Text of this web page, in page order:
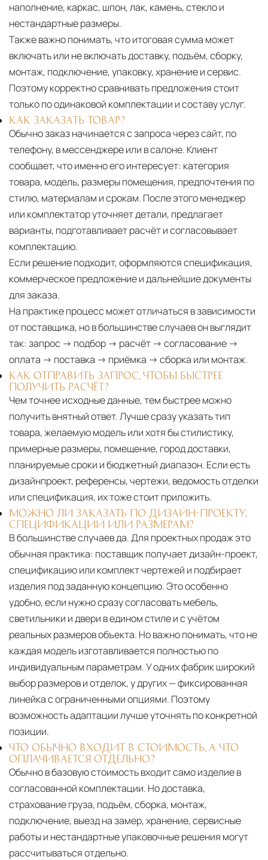
наполнение, каркас, шпон, лак, камень, стекло и
нестандартные размеры.
Также важно понимать, что итоговая сумма может
включать или не включать доставку, подъём, сборку,
монтаж, подключение, упаковку, хранение и сервис.
Поэтому корректно сравнивать предложения стоит
только по одинаковой комплектации и составу услуг.
КАК ЗАКАЗАТЬ ТОВАР?
Обычно заказ начинается с запроса через сайт, по
телефону, в мессенджере или в салоне. Клиент
сообщает, что именно его интересует: категория
товара, модель, размеры помещения, предпочтения по
стилю, материалам и срокам. После этого менеджер
или комплектатор уточняет детали, предлагает
варианты, подготавливает расчёт и согласовывает
комплектацию.
Если решение подходит, оформляются спецификация,
коммерческое предложение и дальнейшие документы
для заказа.
На практике процесс может отличаться в зависимости
от поставщика, но в большинстве случаев он выглядит
так: запрос → подбор → расчёт → согласование →
оплата → поставка → приёмка → сборка или монтаж.
КАК ОТПРАВИТЬ ЗАПРОС, ЧТОБЫ БЫСТРЕЕ
ПОЛУЧИТЬ РАСЧЁТ?
Чем точнее исходные данные, тем быстрее можно
получить внятный ответ. Лучше сразу указать тип
товара, желаемую модель или хотя бы стилистику,
примерные размеры, помещение, город доставки,
планируемые сроки и бюджетный диапазон. Если есть
дизайнпроект, референсы, чертежи, ведомость отделки
или спецификация, их тоже стоит приложить.
МОЖНО ЛИ ЗАКАЗАТЬ ПО ДИЗАЙН-ПРОЕКТУ,
СПЕЦИФИКАЦИИ ИЛИ РАЗМЕРАМ?
В большинстве случаев да. Для проектных продаж это
обычная практика: поставщик получает дизайн-проект,
спецификацию или комплект чертежей и подбирает
изделия под заданную концепцию. Это особенно
удобно, если нужно сразу согласовать мебель,
светильники и двери в едином стиле и с учётом
реальных размеров объекта. Но важно понимать, что не
каждая модель изготавливается полностью по
индивидуальным параметрам. У одних фабрик широкий
выбор размеров и отделок, у других — фиксированная
линейка с ограниченными опциями. Поэтому
возможность адаптации лучше уточнять по конкретной
позиции.
ЧТО ОБЫЧНО ВХОДИТ В СТОИМОСТЬ, А ЧТО
ОПЛАЧИВАЕТСЯ ОТДЕЛЬНО?
Обычно в базовую стоимость входит само изделие в
согласованной комплектации. Но доставка,
страхование груза, подъём, сборка, монтаж,
подключение, выезд на замер, хранение, сервисные
работы и нестандартные упаковочные решения могут
рассчитываться отдельно.